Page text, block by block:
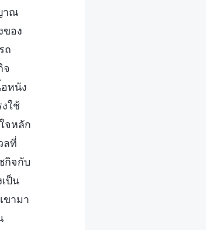
าณ
ของ
ถ
จ
หนัง
ใช้
จหลัก
ลที่
กิจกับ
ป็น
ขามา